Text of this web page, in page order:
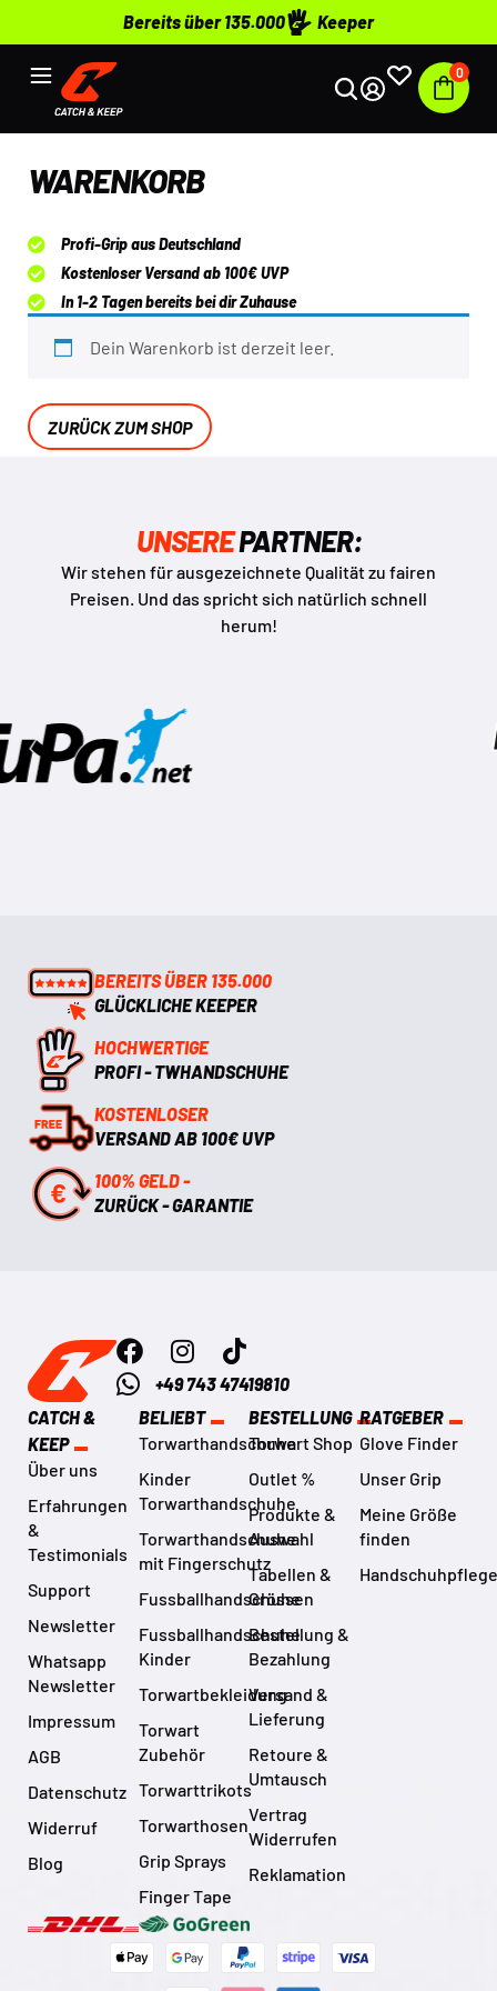
Bereits über 135.000 Keeper
0
WARENKORB
Profi-Grip aus Deutschland
Kostenloser Versand ab 100€ UVP
In 1-2 Tagen bereits bei dir Zuhause
Dein Warenkorb ist derzeit leer.
ZURÜCK ZUM SHOP
UNSEREPARTNER:
Wir stehen für ausgezeichnete Qualität zu fairen
Preisen. Und das spricht sich natürlich schnell
herum!
BEREITS ÜBER 135.000
GLÜCKLICHE KEEPER
HOCHWERTIGE
PROFI - TWHANDSCHUHE
KOSTENLOSER
VERSAND AB 100€ UVP
100% GELD -
ZURÜCK - GARANTIE
+49 743 47419810
CATCH &
KEEP
Über uns
Erfahrungen
&
Testimonials
Support
Newsletter
Whatsapp
Newsletter
Impressum
AGB
Datenschutz
Widerruf
Blog
BELIEBT
Torwarthandschuhe
Kinder
Torwarthandschuhe
Torwarthandschuhe
mit Fingerschutz
Fussballhandschuhe
Fussballhandschuhe
Kinder
Torwartbekleidung
Torwart
Zubehör
Torwarttrikots
Torwarthosen
Grip Sprays
Finger Tape
BESTELLUNG
Torwart Shop
Outlet %
Produkte &
Auswahl
Tabellen &
Grössen
Bestellung &
Bezahlung
Versand &
Lieferung
Retoure &
Umtausch
Vertrag
Widerrufen
Reklamation
RATGEBER
Glove Finder
Unser Grip
Meine Größe
finden
Handschuhpflege